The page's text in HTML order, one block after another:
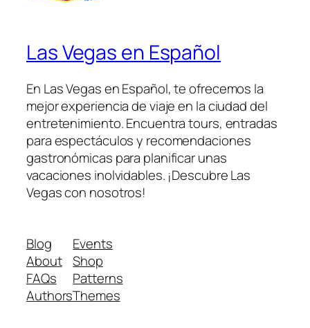
Las Vegas en Español
En Las Vegas en Español, te ofrecemos la
mejor experiencia de viaje en la ciudad del
entretenimiento. Encuentra tours, entradas
para espectáculos y recomendaciones
gastronómicas para planificar unas
vacaciones inolvidables. ¡Descubre Las
Vegas con nosotros!
Blog
About
FAQs
Authors
Events
Shop
Patterns
Themes